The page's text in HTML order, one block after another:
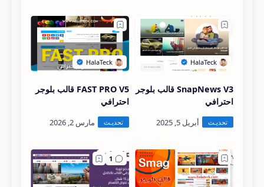
SnapNews V3 قالب بلوجر
احترافي
FAST PRO V5 قالب بلوجر
احترافي